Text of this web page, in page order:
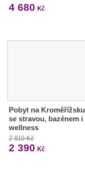
4 680 Kč
Pobyt na Kroměřížsku
se stravou, bazénem i
wellness
2 810 Kč
2 390 Kč